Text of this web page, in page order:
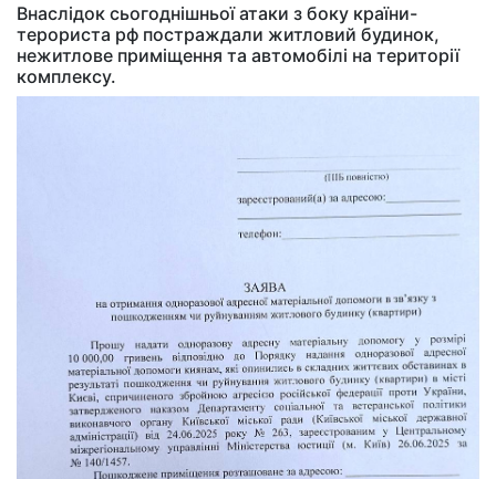
Внаслідок сьогоднішньої атаки з боку країни-
терориста рф постраждали житловий будинок,
нежитлове приміщення та автомобілі на території
комплексу.